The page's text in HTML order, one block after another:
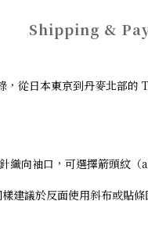
Shipping &
，從日本東京到丹麥北部的
織向袖口，可選擇箭頭紋
建議於反面使用斜布或貼條